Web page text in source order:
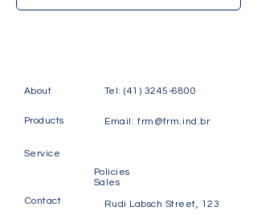
About Tel:(41) 3245-6800
Products Email:frm@frm.ind.br
Service
Policies
Sales
Contact
Rudi Labsch Street, 123